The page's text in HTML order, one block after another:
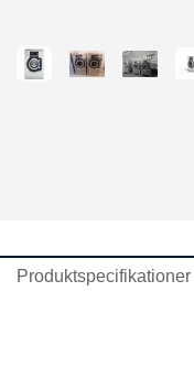
Produktspecifikationer